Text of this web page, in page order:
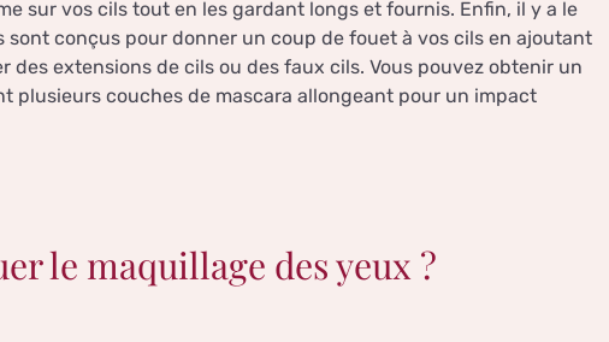
sur vos cils tout en les gardant longs et fournis. Enfin, il y a le
sont conçus pour donner un coup de fouet à vos cils en ajoutant
des extensions de cils ou des faux cils. Vous pouvez obtenir un
plusieurs couches de mascara allongeant pour un impact
le maquillage des yeux ?